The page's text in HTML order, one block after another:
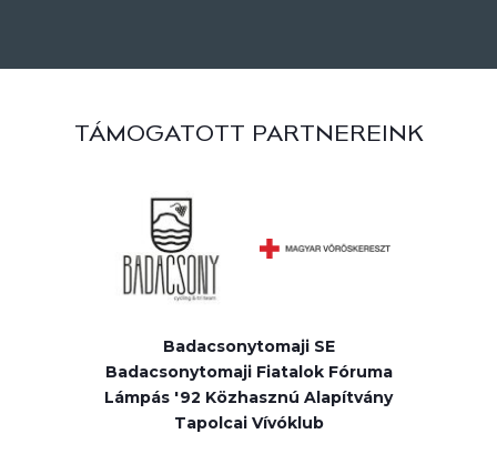
TÁMOGATOTT PARTNEREINK
Badacsonytomaji SE
Badacsonytomaji Fiatalok Fóruma
Lámpás '92 Közhasznú Alapítvány
Tapolcai Vívóklub